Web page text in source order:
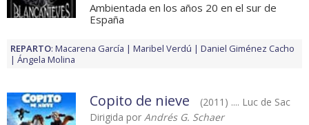
Ambientada en los años 20 en el sur de
España
REPARTO: Macarena García Maribel Verdú
Daniel Giménez Cacho
Ángela Molina
Copito de nieve
(2011) .... Luc de Sac
Dirigida por Andrés G. Schaer